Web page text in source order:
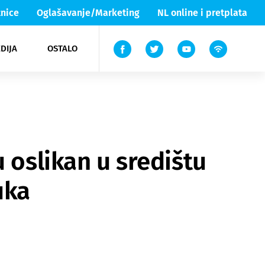
Oglašavanje/Marketing NL online i pretplata
OSTALO
Lika & Senj
TV
oslikan u središtu